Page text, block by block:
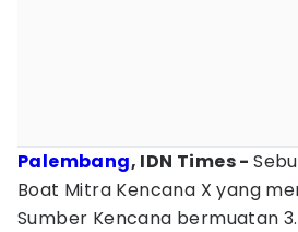
Palembang, IDN Times -
Boat Mitra Kencana X yang
Sumber Kencana bermuatan